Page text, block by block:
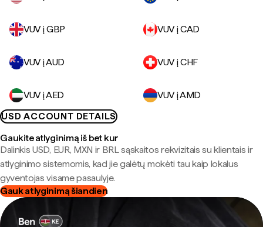
VUV į GBP VUV į CAD
VUV į AUD VUV į CHF
VUV į AED
VUV į AMD
USD ACCOUNT DETAILS
Gaukite atlyginimą iš bet kur
Dalinkis USD, EUR, MXN ir BRL sąskaitos rekvizitais su klientais ir
atlyginimo sistemomis, kad jie galėtų mokėti tau kaip lokalus
gyventojas visame pasaulyje.
Gauk atlyginimą šiandien